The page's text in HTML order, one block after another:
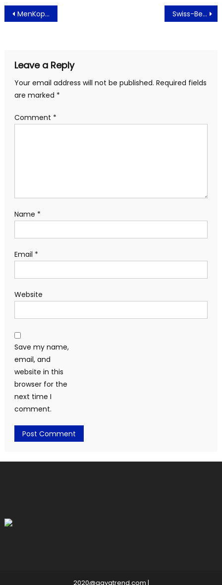
Post
navigation
MenKopUKM Dorong Brand Lokal Masuk Ekosistem Bisnis Fashion Global Swiss-Belhotel Mangga Besar Berkunjung ke SLB BC Harapan Ibu
Leave a Reply
Your email address will not be published. Required fields
are marked *
Comment *
Name *
Email *
Website
Save my name,
email, and
website in this
browser for the
next time I
comment.
2020@gayatrend.com |